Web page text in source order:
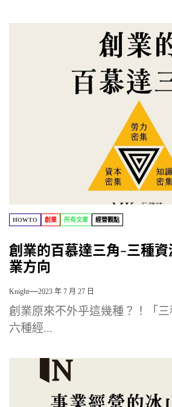
HOWTO 創業 所有文章 經營觀點
創業的百慕達三角-三種
業方向
Knight 2023 年 7 月 27 日
創業原來不外乎這幾種？！「
六種經...